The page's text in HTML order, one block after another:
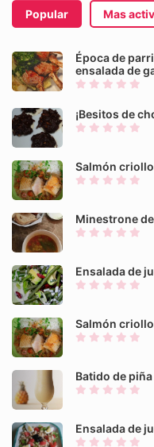
Popular Mas
Época de
ensalada de
¡Besitos de
Salmón
Minestrone
Ensalada de
Salmón
Batido de
Ensalada de